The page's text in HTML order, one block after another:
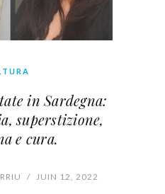
in Sardegna:
superstizione,
e cura.
/ JUIN 12, 2022